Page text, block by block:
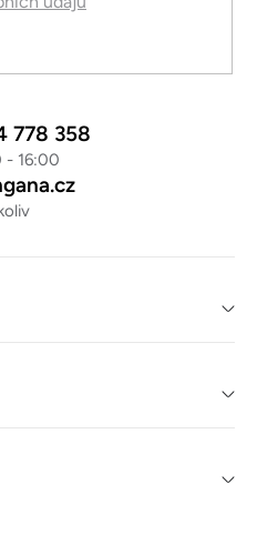
778 358
- 16:00